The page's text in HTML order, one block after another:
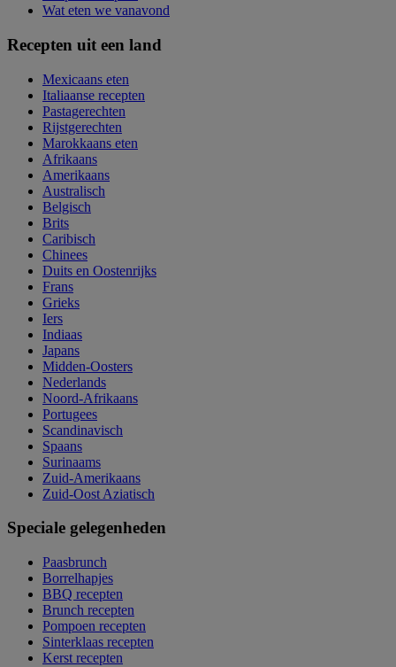
Wat eten we vanavond
Recepten uit een land
Mexicaans eten
Italiaanse recepten
Pastagerechten
Rijstgerechten
Marokkaans eten
Afrikaans
Amerikaans
Australisch
Belgisch
Brits
Caribisch
Chinees
Duits en Oostenrijks
Frans
Grieks
Iers
Indiaas
Japans
Midden-Oosters
Nederlands
Noord-Afrikaans
Portugees
Scandinavisch
Spaans
Surinaams
Zuid-Amerikaans
Zuid-Oost Aziatisch
Speciale gelegenheden
Paasbrunch
Borrelhapjes
BBQ recepten
Brunch recepten
Pompoen recepten
Sinterklaas recepten
Kerst recepten